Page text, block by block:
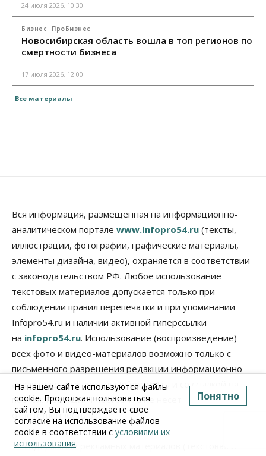
24 июля 2026, 10:30
Бизнес ПроБизнес
Новосибирская область вошла в топ регионов по
смертности бизнеса
17 июля 2026, 12:00
Все материалы
Вся информация, размещенная на информационно-
аналитическом портале www.Infopro54.ru (тексты,
иллюстрации, фотографии, графические материалы,
элементы дизайна, видео), охраняется в соответствии
с законодательством РФ. Любое использование
текстовых материалов допускается только при
соблюдении правил перепечатки и при упоминании
Infopro54.ru и наличии активной гиперссылки
на infopro54.ru. Использование (воспроизведение)
всех фото и видео-материалов возможно только с
письменного разрешения редакции информационно-
аналитического портала Infopro54.ru и со ссылкой на
портал. Редакция Infopro54.ru не несет
ответственность за:
содержание рекламных материалов (текстовая и
На нашем сайте используются файлы
cookie. Продолжая пользоваться
сайтом, Вы подтверждаете свое
согласие на использование файлов
cookie в соответствии с условиями их
использования
Понятно